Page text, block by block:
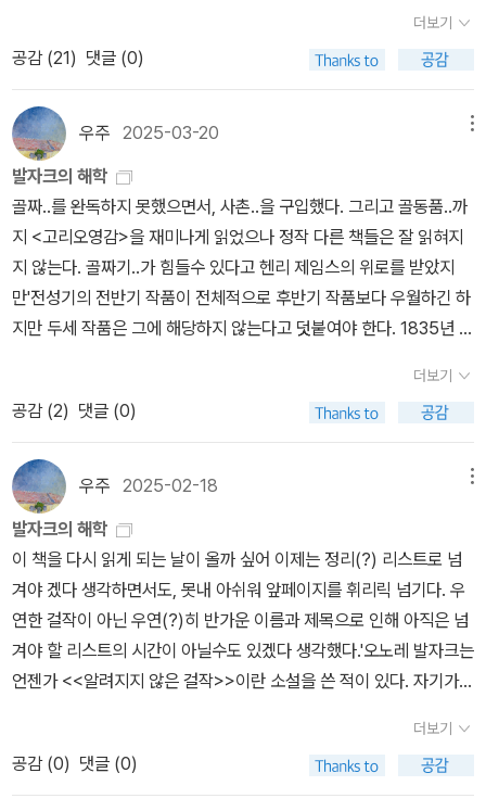
할께요. 무도회가 끝난 후 사랑의 열병에 사로잡힌 펠릭스는 그녀를
짜기를 발견해요. 그리고는 생각합니다.‘모든 여성 중의 꽃인 그 여인
이 세상 어디선가 살고 있다면 바로 이곳일 테지!’정말 그 곳 <클로슈
구르드>라고 불리는 집에 그녀가 살고 있었고 이 무모한 청년의 방문
에 그녀는 놀랐지만 예를 갖추어 손님으로 맞습니다.그녀의 남편 모
르소프백작은 나름 명문가문의 사람이었지만 펠릭스가 보기엔 그저
노인에 가까웠습니다. 망명의 고약한 세월을 보낸 사람답게 지치고
집착이 있었지요.그리고 그녀에겐 생명의 위협을 받을만큼 약한 딸
마들렌과 허약한 아들 자크가 있습니다.그들 모두는 나름 뼈대있는
집안의 청년 펠릭스를 별 경계심없이 받아들여줍니다. 오로지 그녀에
게 사랑을 고백하기 위해서 이 골짜기에 찾아든 청년 펠릭스와 그 사
를 더욱 깊이 사랑한 모르소프백작부인.그들이 거니는 정원, 근교의
산책길은 영혼에 생기를 불러일으키는 삶의 충고와 대놓고 말하지 못
하는 사랑의 암시적 고백들로 가득찹니다. 그러다 아들 셋을 연달아
잃고 태어났던 백작부인의 외로웠던 유년시절과 펠릭스의 우울했던
유년이 조우합니다. '우리는 똑같은 유아기를 거쳤군요'그리고 백작부
인은 그녀에게 유일하게 따뜻한 사랑을 부어주었던 숙모가 불렀던 이
름, 앙리에트를 펠릭스에게만 허락하지요. “당신을 어떻게 사랑하면
됩니까?”“숙모가 나를 사랑했듯이요.”믿을 수 없지만 그들에게는 모
나봐요. 아니면 모성으로 포장한 욕망이었을까요.하지만 그녀는 펠릭
스에게 그녀를 흔드는 열정적인 말투를 철저히 금했고 내가 손을 내
밀 때만 잡으라는 등 엄격한 선과 규칙으로 거리를 둡니다. 정신착란
보고 난 뒤에서야 “독서는 경이로운 애도” (<작은 파티 드레스>, p.
9)라는 크리스티앙 보뱅의 말을 깊이 공감할 수 있었던 것 같다. 적다
것도 그만큼. 때론, 그보다 더.6월에 고른 책 이야기로 넘어가야겠다.
내 보석함에 모셔놓은 알라디너 분들의 글을 훔쳐보다가 발견한 책
몇 권, 그리고 최근에 읽은 것 중 더 읽어보고 싶은 작가의 책 몇 권을
책장에 채워봤다. (감사의 마음은 땡투에 담아...) 더운 여름날 시원한
물 한 잔만큼이나 맛있는 찍먹의 순간! 물음표를 달고 짐작과 궁금증
이 부풀어 오르는 딱 이 타이밍만의 재미를 즐기며, 이번에도 앞부분
느낌 정도만 남겨본다. 아님, 좀 더 길게.이반 곤차로프 <오블로모프
>러시아의 소설가이자 기행 작가인 이반 곤차로프의 작품이다. 이제
이 독특한 매력으로 다가왔다. 1850년대 러시아를 시대적 배경으로
둔 이 소설의 주인공은 삼십 대 초반의 남성, 일리야 일리이치 오블로
모프다.딱 부러진 이념도 없는 것이, 무언가에 몰입할 만한 인물로는
보이지 않는다. 자유로운 새처럼 생각이 얼굴에서 산책을 하고, 눈 안
을 휘저으며 이리저리 날아다니다가 반쯤 벌어진 입술에 내려앉는가
싶다가도, 어느새 이마의 주름살 사이로 숨어버렸다가 이번엔 어디론
가 아주 자취를 감춰버리곤 한다. (...) 단 한 순간 피곤도, 따분함도 그
의 얼굴에서 온화함을 내몰지는 못한다. 그 온화함은 얼굴이 아닌 마
음에서 우러나오는 것이기 때문이다. (p. 11) 저자는 그 온화함이 마
음에서 우러나온다며 아름답게 포장해 주지만, 우리는 직감적으로 안
다. 그 온화함은 지갑에서 나온다는 만고의 진리를... 돈 많은 백수임
이 틀림없다! (아닌가?) 한참 사회활동을 할 법한 나이에 누워있는 게
우러나오는 온화함을 내비칠 수 있다? 게다가 “모든 근심은 한숨으로
로 악명 높은 어느 저명한 의사가 어느 날 성당에서 기도하는 모습을
제자가 우연히 목격하면서 시작된다. 알고 보니 가난했던 학생 시절
아무 대가 없이 자신을 물심양면으로 지원했던 은인이 사망하자, 독
실한 가톨릭신자였던 은인을 기리려 무신론자인 의사가 매년 네 번씩
성당에 미사를 의뢰했다는 것이다.자신은 하느님도 천국도 믿지 않지
만, 혹시나 그런 게 있다고 치면 자신의 은인처럼 선량한 사람이야말
로 꼭 혜택을 받아야 할 사람이 아니겠느냐, 그러니 혹시나 하느님이
계시다면 자신의 은인을 절대 잊지 말아 달라고 부탁하기 위해서 미
사를 드린다는 것이었다. 어쩐지 신약성서에서 예수를 찾아왔던 백부
장의 사례처럼 '기이한 믿음'의 사례처럼도 보인다.'불사의 묘약'에도
미사가 등장하지만, 이쪽은 아예 불경스럽기 짝이 없는 흑미사에 가
깝다고 봐야 하겠다. 스페인 귀족 청년 돈 후안이 (저자는 이 사람이
훗날 몰리에르와 모차르트의 창작을 통해 유명해진 바로 그 난봉꾼이
지만, 그걸 이용해 소생시켜 달라는 부친의 유언을 무시하고 매장한
다.세월이 흘러 돈 후안도 아들에게 불사의 묘약을 물려주고 사망하
지만, 순진한 아들 덕분에 얼굴과 팔까지만 소생한 상황에서 기뻐 설
레발을 치다가 얼마 남지 않은 묘약을 담은 유리병이 깨지자 좌절한
다. 사람들은 일부나마 부활한 그를 성자 취급하며 미사를 드리지만,
정작 본인은 부활에 실패한 나머지 갖가지 쌍욕을 늘어놓는 것으로
이야기가 마무리된다. '그랑드 브러테슈'는 동명 저택의 폐허를 발견
한 화자가 그곳에 얽힌 기막힌 사연을 알아낸다는 내용이다. 본래 어
니 아내의 모습이 뭔가 수상하더라는 것이다. 방금 전까지 다른 남자
가 안방에 있었던 흔적을 감지한 남편이 그 은신처로 짐작되는 벽장
문을 열려 하자, 아내가 완강히 반대한다.벽장 문을 여는 순간 부부의
더보기
공감 (21) 댓글 (0)
우주 2025-03-20
발자크의 해학
골짜..를 완독하지 못했으면서, 사촌..을 구입했다. 그리고 골동품..까
지 <고리오영감>을 재미나게 읽었으나 정작 다른 책들은 잘 읽혀지
지 않는다. 골짜기..가 힘들수 있다고 헨리 제임스의 위로를 받았지
만'전성기의 전반기 작품이 전체적으로 후반기 작품보다 우월하긴 하
지만 두세 작품은 그에 해당하지 않는다고 덧붙여야 한다. 1835년 출
가느다란 명주실로 짜낸' 나는 헨리제임스가 아니다. 어찌어찌 <샤베
르 대령>과 녹색광선 출판사에서 나온 단편집을 읽었지만 아주 흡족
하게 읽어내지는 못한 것 같다. 읽을 책도 많은데, 굳이 읽혀지지 않는
발자크를 붙잡고 있을 필요는 없겠는데, <고리오 영감>만 읽는 건 못
내 아쉽지 않은가 싶다. 츠바이크의 '발자크 평전'도 읽어 보고 싶은
데..그럴려면 발자크 소설을 읽어야 하지 않을까. 제목을 보는 순간 반
가웠고, 책을 받자마자 쓰나미같은 후회가 밀려왔다. '인문학 그래픽
노블' 에 대한 개념을 내가 잘못 이해한(?) 탓이 크다. 발자크 작품에
관한 분석, 혹은 작가에 대한 철학적 분석이 담겨 있을 줄 알았다.바람
은 읽고 나서 발자크의 다른 책들이 마구마구 읽어 보고 싶어질 수 있
기를 바랐던 거다.그런데 투렌 지방을 부대로 우스꽝스럽고 외설적이
며 노골적인 이야기였다. 설명을 자세히 읽었다면, 고르지 않았을지
도 모르겠다. 노골적으로 외설 스러운 장면들이라,글 몰입도가 더 방
더보기
공감 (2) 댓글 (0)
우주 2025-02-18
발자크의 해학
이 책을 다시 읽게 되는 날이 올까 싶어 이제는 정리(?) 리스트로 넘
겨야 겠다 생각하면서도, 못내 아쉬워 앞페이지를 휘리릭 넘기다. 우
연한 걸작이 아닌 우연(?)히 반가운 이름과 제목으로 인해 아직은 넘
겨야 할 리스트의 시간이 아닐수도 있겠다 생각했다.'오노레 발자크는
언젠가 <<알려지지 않은 걸작>>이란 소설을 쓴 적이 있다. 자기가
가들은 무시했지만 그는 자신의 그림을 부인,애인이라 부를 정도였
다.그는 자기 그림을 생각만 해도 젊어지는 기분이 들었다. 파블로 피
카소는 이 이야기를 너무 좋아한 나머지 그 배경이 되었다고 생각되
더보기
공감 (0) 댓글 (0)